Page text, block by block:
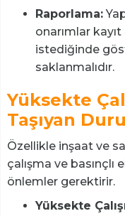
Raporlama:
onarımlar
istediğinde
saklanmalıdır.
Yüksekte
Taşıyan
Özellikle inşaat ve
çalışma ve basınçlı
önlemler gerektirir.
Yüksekte